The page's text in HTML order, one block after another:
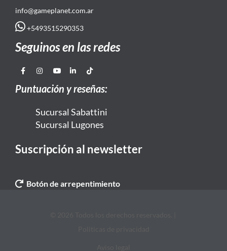
info@gameplanet.com.ar
+5493515290353
Seguinos en las redes
Puntuación y reseñas:
Sucursal Sabattini
Sucursal Lugones
Suscripción al newsletter
Botón de arrepentimiento